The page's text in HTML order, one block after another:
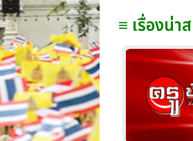
≡ เรื่องน่า